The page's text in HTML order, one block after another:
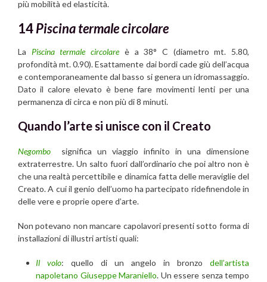
più mobilità ed elasticità.
14Piscina termale circolare
La Piscina termale circolareè a 38° C (diametro mt. 5.80,
profondità mt. 0.90). Esattamente dai bordi cade giù dell’acqua
e contemporaneamente dal basso si genera un idromassaggio.
Dato il calore elevato è bene fare movimenti lenti per una
permanenza di circa e non più di 8 minuti.
Quando l’arte si unisce con il Creato
Negombo significa un viaggio infinito in una dimensione
extraterrestre. Un salto fuori dall’ordinario che poi altro non è
che una realtà percettibile e dinamica fatta delle meraviglie del
Creato. A cui il genio dell’uomo ha partecipato ridefinendole in
delle vere e proprie opere d’arte.
Non potevano non mancare capolavori presenti sotto forma di
installazioni di illustri artisti quali:
Il volo: quello di un angelo in bronzo dell’artista
napoletano Giuseppe Maraniello. Un essere senza tempo